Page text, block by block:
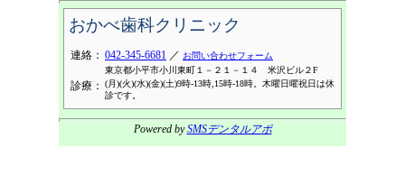
おかべ歯科クリニック
連絡： 042-345-6681 ／ お問い合わせフォーム
東京都小平市小川東町１－２１－１４ 米沢ビル２F
診療：
(月)(火)(水)(金)(土)9時-13時,15時-18時。木曜日曜祝日は休
診です。
Powered bySMSデンタルアポ